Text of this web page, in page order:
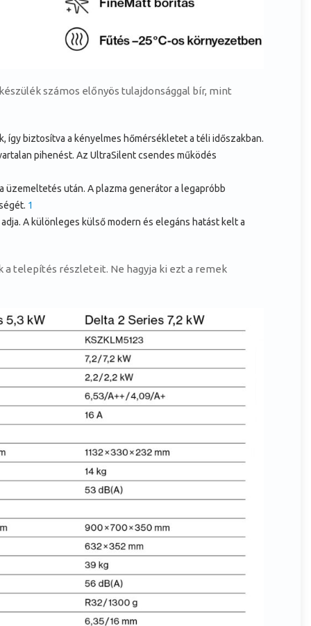
számos előnyös tulajdonsággal bír, mint
biztosítva a kényelmes hőmérsékletet a téli időszakban.
pihenést. Az UltraSilent csendes működés
után. A plazma generátor a legapróbb
1
A különleges külső modern és elegáns hatást kelt a
a telepítés részleteit. Ne hagyja ki ezt a remek